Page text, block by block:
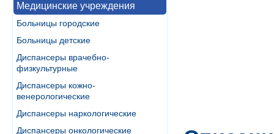
Медицинские учреждения
Больницы городские
Больницы детские
Диспансеры врачебно-
физкультурные
Диспансеры кожно-
венерологические
Диспансеры наркологические
Диспансеры онкологические